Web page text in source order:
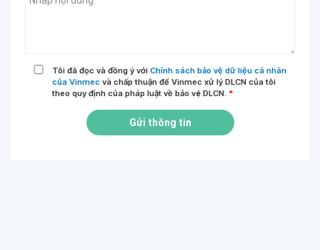
Tôi đã đọc và đồng ý với Chính sách bảo vệ dữ liệu cá nhân
của Vinmec và chấp thuận để Vinmec xử lý DLCN của tôi
theo quy định của pháp luật về bảo vệ DLCN. *
Gửi thông tin